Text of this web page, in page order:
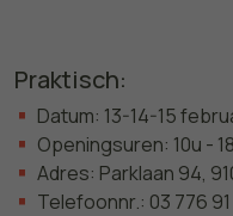
Praktisch:
Datum: 13-14-15
Openingsuren: 10u -
Adres: Parklaan 94,
Telefoonnr.: 03 776 91